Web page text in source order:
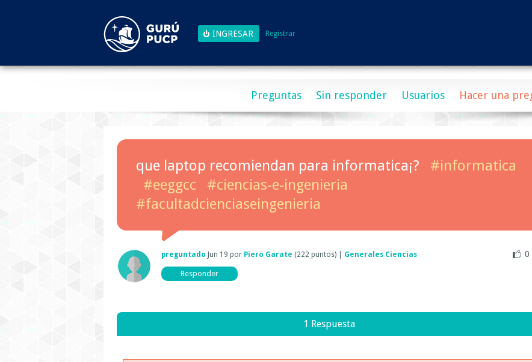
Registrar
Preguntas Sin responder Usuarios Hacer una
que laptop recomiendan para informatica¡?
#informatica
#eeggcc
#ciencias-e-ingenieria
#facultadcienciaseingenieria
0
preguntado Jun 19 por Piero Garate (222 puntos) Generales Ciencias
1 Respuesta